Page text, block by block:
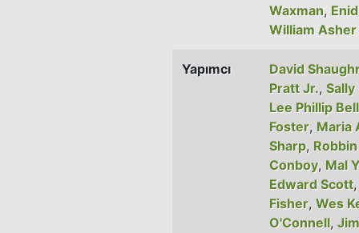
Waxman,
William Asher
Yapımcı
David
Pratt Jr.,
Lee Phillip Bell
Foster, Maria
Sharp,
Conboy, Mal
Edward Scott
Fisher, Wes
O'Connell,